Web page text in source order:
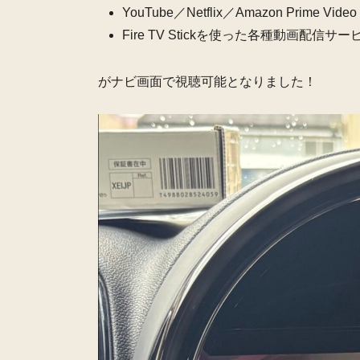
YouTube／Netflix／Amazon Prime Video
Fire TV Stickを使った各種動画配信サー
がナビ画面で視聴可能となりました！